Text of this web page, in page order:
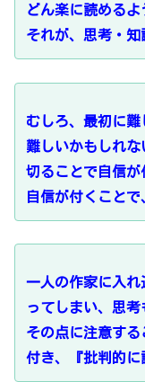
どん楽に読めるよ
それが、思考・知
むしろ、最初に難
難しいかもしれ
切ることで自信が
自信が付くことで
一人の作家に入
ってしまい、思考
その点に注意す
付き、『批判的に